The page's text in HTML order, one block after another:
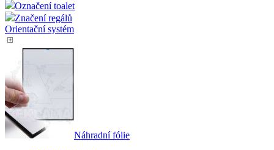
Označení toalet
Značení regálů
Orientační systém
Náhradní fólie